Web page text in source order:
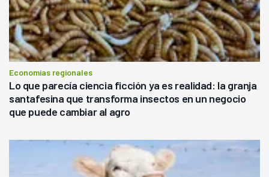
Economías regionales
Lo que parecía ciencia ficción ya es realidad: la granja
santafesina que transforma insectos en un negocio
que puede cambiar al agro